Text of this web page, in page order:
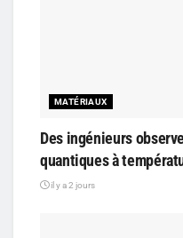
MATÉRIAUX
Des ingénieurs
quantiques à
il y a 2 jours